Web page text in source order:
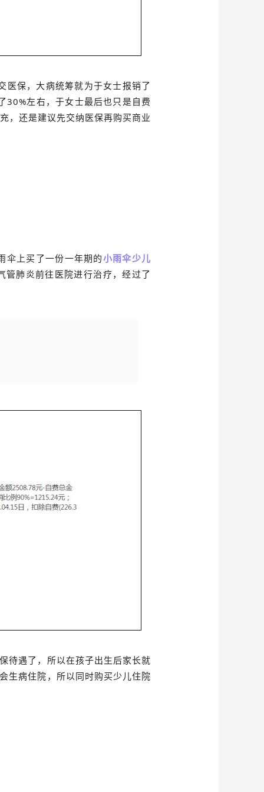
保，大病统筹就为于女士报销了
30%左右，于女士最后也只是自费
，还是建议先交纳医保再购买商业
伞上买了一份一年期的小雨伞少儿
肺炎前往医院进行治疗，经过了
待遇了，所以在孩子出生后家长就
生病住院，所以同时购买少儿住院